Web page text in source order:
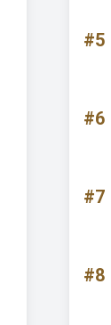
#5
#6
#7
#8